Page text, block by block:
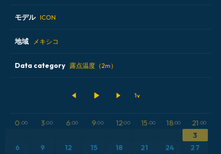
2026-08-05 00 UTC
2026-08-05 06 UTC
2026-08-05 12 UTC
モデル ICON
ALADIN CZ 2.3 km
ECMWF AIFS [AI]
地域 メキシコ
アイスランド
Data category 露点温度（2m）
0 :00 3:00 6:00 9:00 12:00 15 :00 18:00 21:00
3
6 9 12 15 18 21 24 27